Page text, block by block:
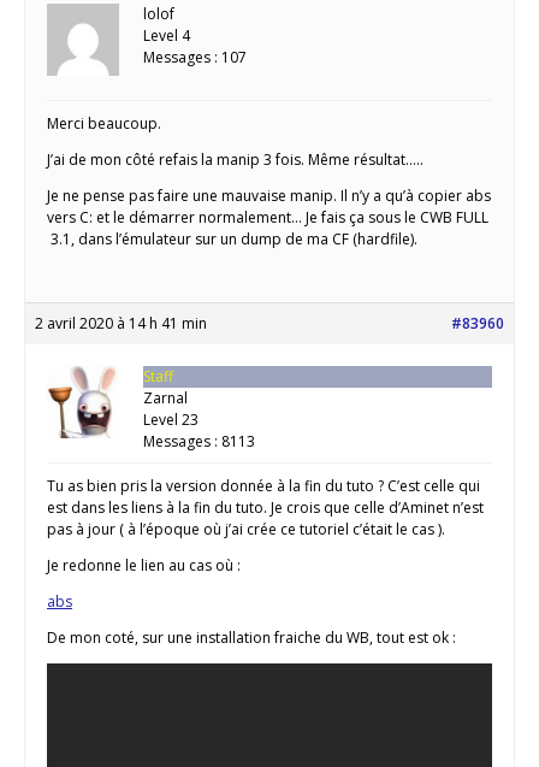
lolof
Level 4
Messages : 107
Merci beaucoup.
J’ai de mon côté refais la manip 3 fois. Même résultat…..
Je ne pense pas faire une mauvaise manip. Il n’y a qu’à copier abs
vers C: et le démarrer normalement… Je fais ça sous le CWB FULL
3.1, dans l’émulateur sur un dump de ma CF (hardfile).
2 avril 2020 à 14 h 41 min #83960
Staff
Zarnal
Level 23
Messages : 8113
Tu as bien pris la version donnée à la fin du tuto ? C’est celle qui
est dans les liens à la fin du tuto. Je crois que celle d’Aminet n’est
pas à jour ( à l’époque où j’ai crée ce tutoriel c’était le cas ).
Je redonne le lien au cas où :
abs
De mon coté, sur une installation fraiche du WB, tout est ok :